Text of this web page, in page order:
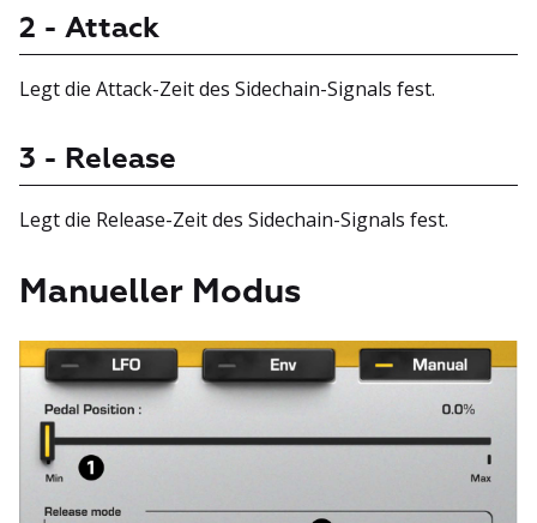
2 - Attack
Legt die Attack-Zeit des Sidechain-Signals fest.
3 - Release
Legt die Release-Zeit des Sidechain-Signals fest.
Manueller Modus